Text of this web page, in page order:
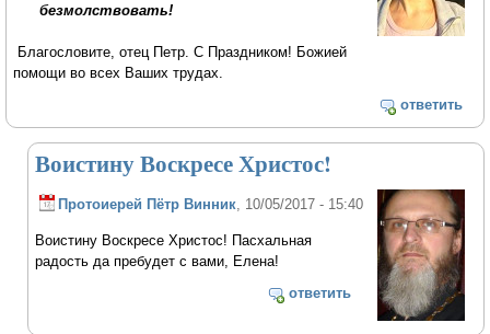
безмолствовать!
Благословите, отец Петр. С Праздником! Божией
помощи во всех Ваших трудах.
ответить
Воистину Воскресе Христос!
Протоиерей Пётр Винник, 10/05/2017 - 15:40
Воистину Воскресе Христос! Пасхальная
радость да пребудет с вами, Елена!
ответить